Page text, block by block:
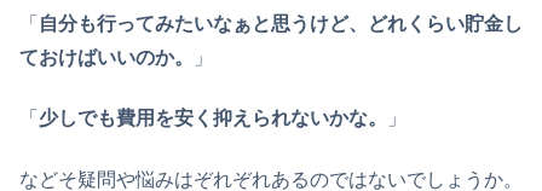
「 自分も行ってみたいなぁと思うけど、どれくらい貯金し
ておけばいいのか。
」
「 少しでも費用を安く抑えられないかな。 」
などそ疑問や悩みはぞれぞれあるのではないでしょうか。